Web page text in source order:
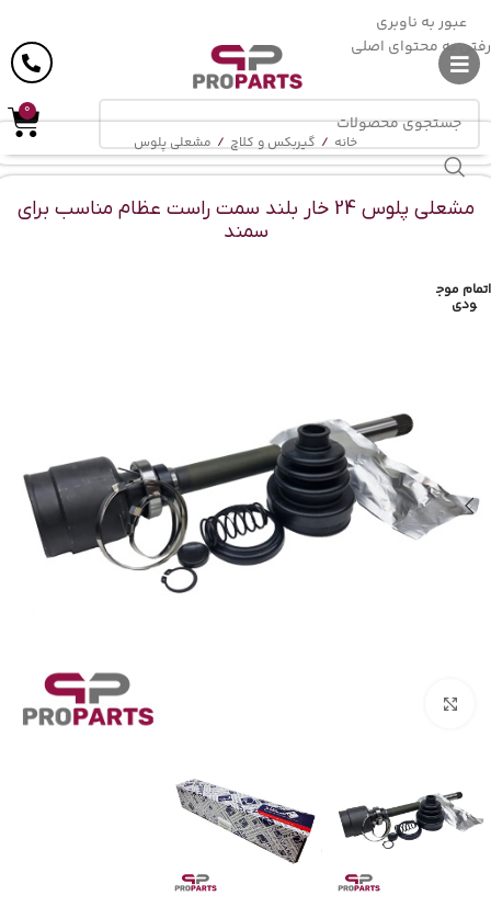
عبور به ناوبری
رفتن به محتوای اصلی
ارسال رایگان
0
خانه/گیربکس و کلاچ/مشعلی پلوس
مشعلی پلوس 24 خار بلند سمت راست عظام مناسب برای
سمند
اتمام موج
ودی